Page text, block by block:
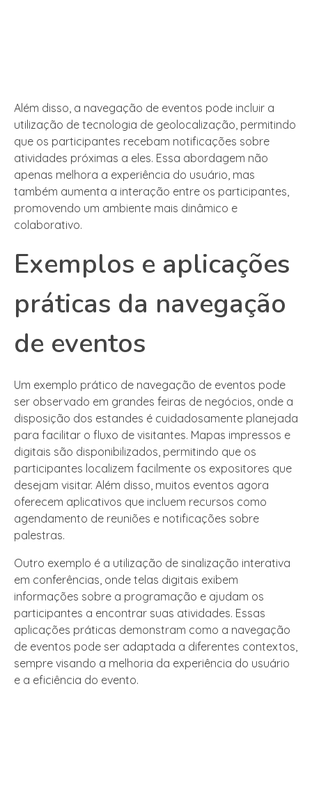
Além disso, a navegação de eventos pode incluir a
utilização de tecnologia de geolocalização, permitindo
que os participantes recebam notificações sobre
atividades próximas a eles. Essa abordagem não
apenas melhora a experiência do usuário, mas
também aumenta a interação entre os participantes,
promovendo um ambiente mais dinâmico e
colaborativo.
Exemplos e aplicações
práticas da navegação
de eventos
Um exemplo prático de navegação de eventos pode
ser observado em grandes feiras de negócios, onde a
disposição dos estandes é cuidadosamente planejada
para facilitar o fluxo de visitantes. Mapas impressos e
digitais são disponibilizados, permitindo que os
participantes localizem facilmente os expositores que
desejam visitar. Além disso, muitos eventos agora
oferecem aplicativos que incluem recursos como
agendamento de reuniões e notificações sobre
palestras.
Outro exemplo é a utilização de sinalização interativa
em conferências, onde telas digitais exibem
informações sobre a programação e ajudam os
participantes a encontrar suas atividades. Essas
aplicações práticas demonstram como a navegação
de eventos pode ser adaptada a diferentes contextos,
sempre visando a melhoria da experiência do usuário
e a eficiência do evento.